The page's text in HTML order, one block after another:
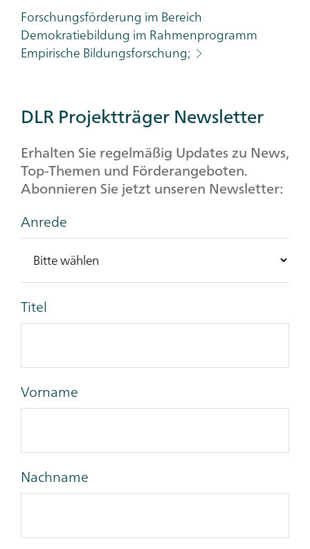
Forschungsförderung im Bereich
Demokratiebildung im Rahmenprogramm
Empirische Bildungsforschung;
DLR Projektträger Newsletter
Erhalten Sie regelmäßig Updates zu News,
Top-Themen und Förderangeboten.
Abonnieren Sie jetzt unseren Newsletter:
Anrede
Titel
Vorname
Nachname